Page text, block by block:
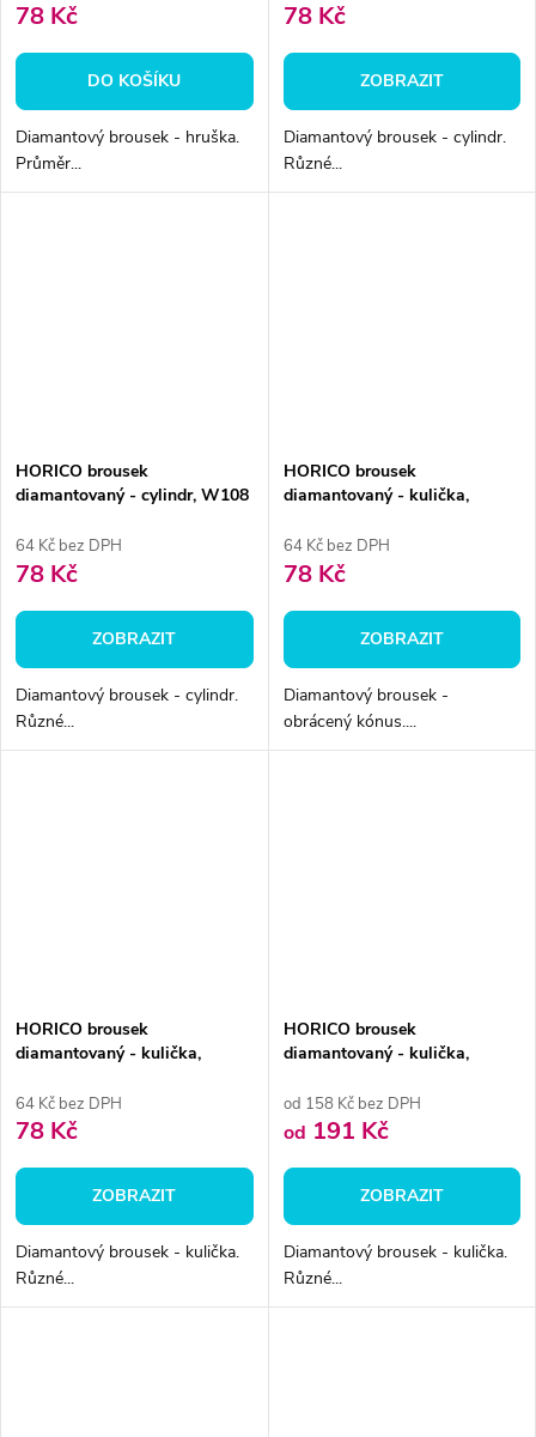
78 Kč
DO KOŠÍKU
Diamantový brousek - hruška.
Průměr...
78 Kč
ZOBRAZIT
Diamantový brousek - cylindr.
Různé...
HORICO brousek
diamantovaný - cylindr, W108
64 Kč bez DPH
78 Kč
ZOBRAZIT
Diamantový brousek - cylindr.
Různé...
HORICO brousek
diamantovaný - kulička,
64 Kč bez DPH
78 Kč
ZOBRAZIT
Diamantový brousek -
obrácený kónus....
HORICO brousek
diamantovaný - kulička,
64 Kč bez DPH
78 Kč
ZOBRAZIT
Diamantový brousek - kulička.
Různé...
HORICO brousek
diamantovaný - kulička,
od 158 Kč bez DPH
od 191 Kč
ZOBRAZIT
Diamantový brousek - kulička.
Různé...